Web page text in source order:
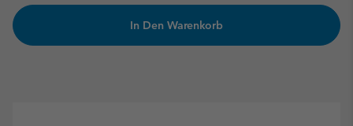
In Den Warenkorb